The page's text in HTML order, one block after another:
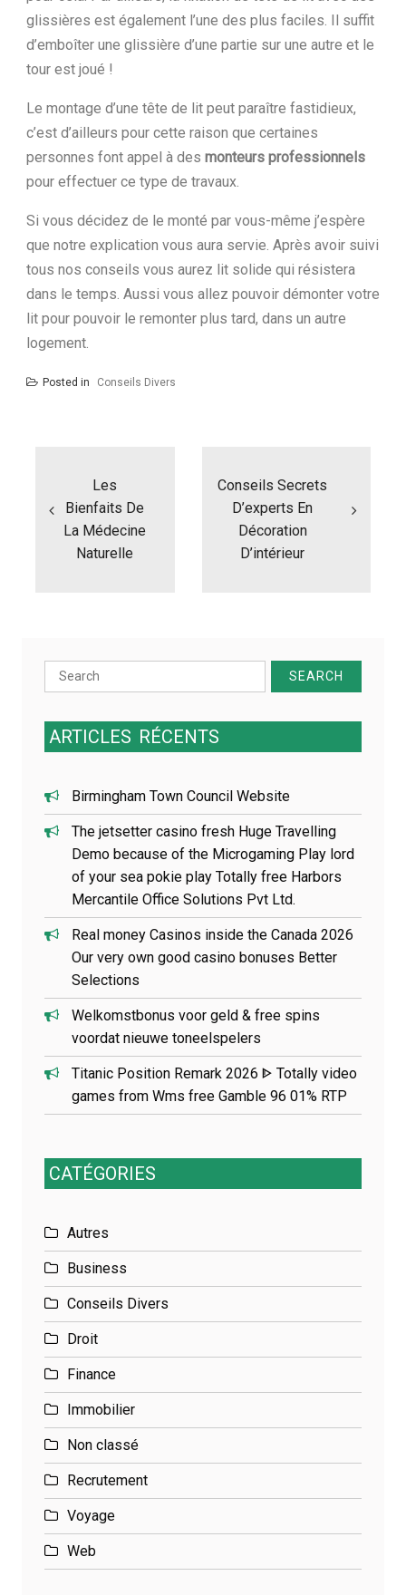
glissières est également l’une des plus faciles. Il suffit
d’emboîter une glissière d’une partie sur une autre et le
tour est joué !
Le montage d’une tête de lit peut paraître fastidieux,
c’est d’ailleurs pour cette raison que certaines
personnes font appel à des monteurs professionnels
pour effectuer ce type de travaux.
Si vous décidez de le monté par vous-même j’espère
que notre explication vous aura servie. Après avoir suivi
tous nos conseils vous aurez lit solide qui résistera
dans le temps. Aussi vous allez pouvoir démonter votre
lit pour pouvoir le remonter plus tard, dans un autre
logement.
Posted in Conseils Divers
Les
Bienfaits De
La Médecine
Naturelle
Conseils Secrets
D’experts En
Décoration
D’intérieur
Search
for:
ARTICLES RÉCENTS
Birmingham Town Council Website
The jetsetter casino fresh Huge Travelling
Demo because of the Microgaming Play lord
of your sea pokie play Totally free Harbors
Mercantile Office Solutions Pvt Ltd.
Real money Casinos inside the Canada 2026
Our very own good casino bonuses Better
Selections
Welkomstbonus voor geld & free spins
voordat nieuwe toneelspelers
Titanic Position Remark 2026 ᐈ Totally video
games from Wms free Gamble 96 01% RTP
CATÉGORIES
Autres
Business
Conseils Divers
Droit
Finance
Immobilier
Non classé
Recrutement
Voyage
Web